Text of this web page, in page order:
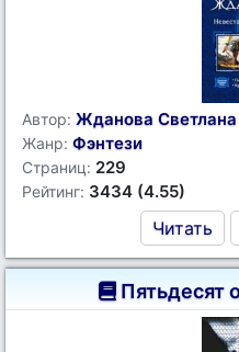
Автор: Жданова Светлана
Жанр: Фэнтези
Страниц: 229
Рейтинг: 3434 (4.55)
Читать
Пятьдесят